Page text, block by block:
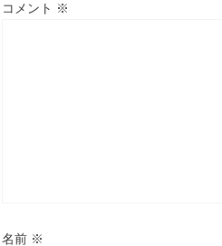
コメント ※
名前 ※